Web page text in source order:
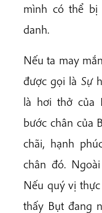
mình có thể
danh.
Nếu ta may
được gọi là Sự
là hơi thở của
bước chân của
chãi, hạnh
chân đó.
Nếu quý vị
thấy Bụt đang